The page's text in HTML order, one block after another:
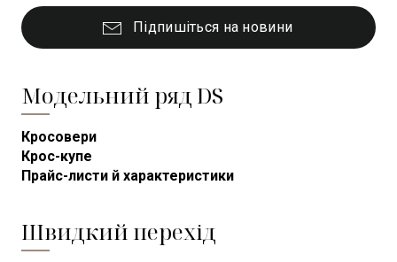
Підпишіться на новини
Модельний ряд DS
Кросовери
Крос-купе
Прайс-листи й характеристики
Швидкий перехід